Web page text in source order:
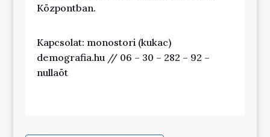
Központban.
Kapcsolat: monostori (kukac)
demografia.hu // 06 – 30 – 282 – 92 –
nullaöt